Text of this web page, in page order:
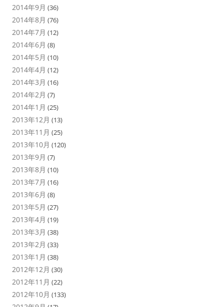
2014年9月 (36)
2014年8月 (76)
2014年7月 (12)
2014年6月 (8)
2014年5月 (10)
2014年4月 (12)
2014年3月 (16)
2014年2月 (7)
2014年1月 (25)
2013年12月 (13)
2013年11月 (25)
2013年10月 (120)
2013年9月 (7)
2013年8月 (10)
2013年7月 (16)
2013年6月 (8)
2013年5月 (27)
2013年4月 (19)
2013年3月 (38)
2013年2月 (33)
2013年1月 (38)
2012年12月 (30)
2012年11月 (22)
2012年10月 (133)